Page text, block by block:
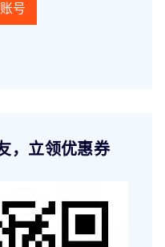
号
，立领优惠券